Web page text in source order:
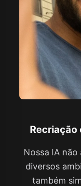
Recriação
Nossa IA
diversos
também